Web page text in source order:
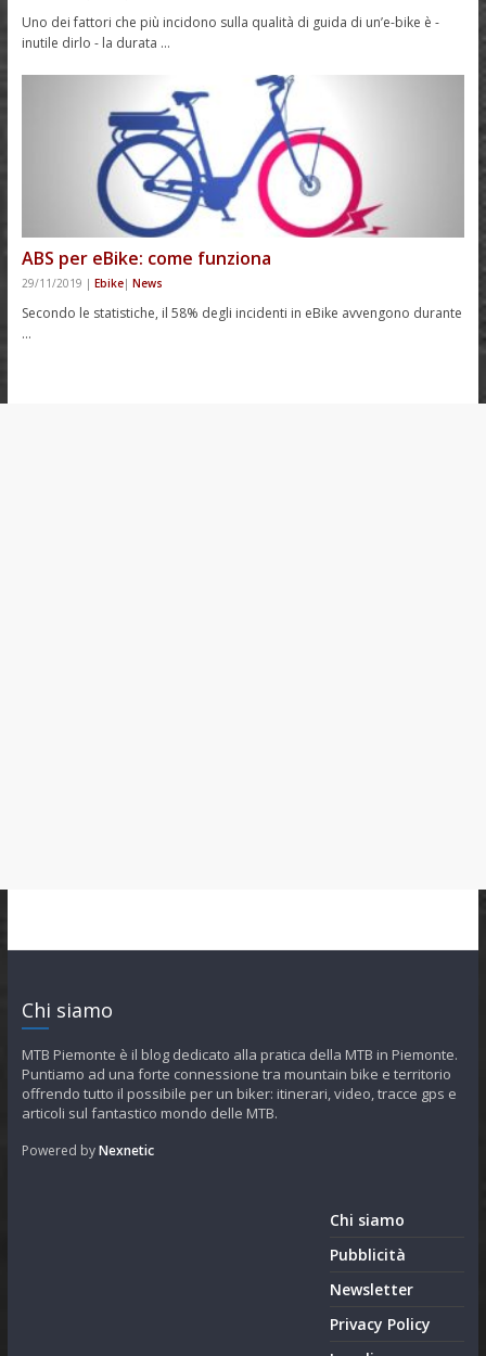
Uno dei fattori che più incidono sulla qualità di guida di un’e-bike è -
inutile dirlo - la durata …
ABS per eBike: come funziona
29/11/2019 | Ebike| News
Secondo le statistiche, il 58% degli incidenti in eBike avvengono durante
…
Chi siamo
MTB Piemonte è il blog dedicato alla pratica della MTB in Piemonte.
Puntiamo ad una forte connessione tra mountain bike e territorio
offrendo tutto il possibile per un biker: itinerari, video, tracce gps e
articoli sul fantastico mondo delle MTB.
Powered byNexnetic
Chi siamo
Pubblicità
Newsletter
Privacy Policy